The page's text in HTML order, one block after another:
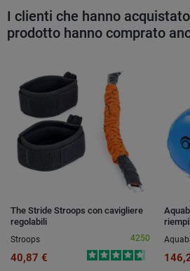
I clienti che hanno
prodotto hanno comprato
The Stride Stroops con cavigliere
regolabili
Stroops
4250
40,87 €